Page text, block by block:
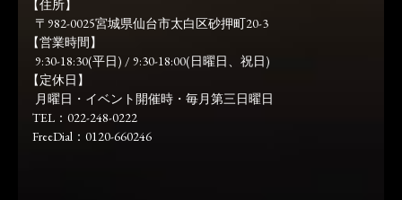
【住所】
〒982-0025宮城県仙台市太白区砂押町20-3
【営業時間】
9:30-18:30(平日) / 9:30-18:00(日曜日、祝日)
【定休日】
月曜日・イベント開催時・毎月第三日曜日
TEL：022-248-0222
FreeDial：0120-660246